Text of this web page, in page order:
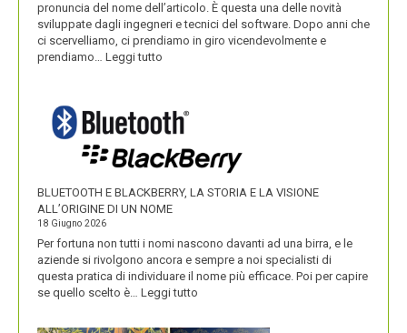
pronuncia del nome dell’articolo. È questa una delle novità
sviluppate dagli ingegneri e tecnici del software. Dopo anni che
ci scervelliamo, ci prendiamo in giro vicendevolmente e
prendiamo… Leggi tutto
NOMI
DEI
SUOI
PRODOTTI
BLUETOOTH E BLACKBERRY, LA STORIA E LA VISIONE
ALL’ORIGINE DI UN NOME
18 Giugno 2026
Per fortuna non tutti i nomi nascono davanti ad una birra, e le
aziende si rivolgono ancora e sempre a noi specialisti di
questa pratica di individuare il nome più efficace. Poi per capire
se quello scelto è… Leggi tutto
E